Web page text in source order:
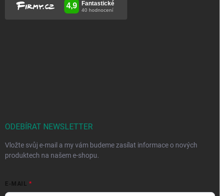
ODEBÍRAT NEWSLETTER
Vložte svůj e-mail a my vám budeme zasílat informace o nových
produktech na našem e-shopu.
E-MAIL